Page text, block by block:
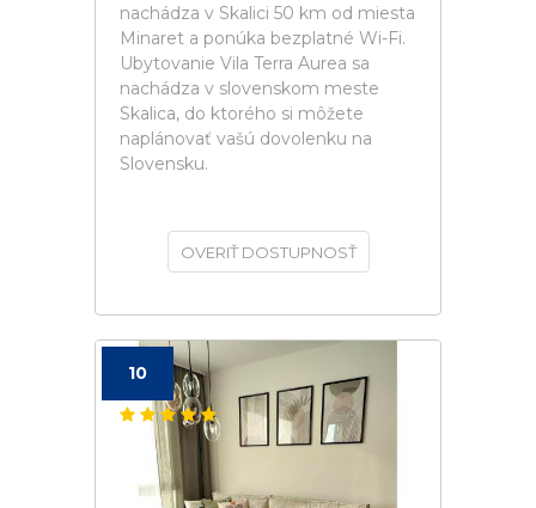
nachádza v Skalici 50 km od miesta
Minaret a ponúka bezplatné Wi-Fi.
Ubytovanie Vila Terra Aurea sa
nachádza v slovenskom meste
Skalica, do ktorého si môžete
naplánovať vašú dovolenku na
Slovensku.
OVERIŤ DOSTUPNOSŤ
10